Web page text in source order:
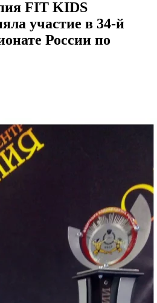
FIT KIDS
участие в 34-й
России по